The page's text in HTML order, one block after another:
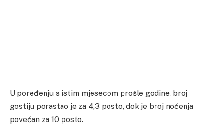
U poređenju s istim mjesecom prošle godine, broj
gostiju porastao je za 4,3 posto, dok je broj noćenja
povećan za 10 posto.